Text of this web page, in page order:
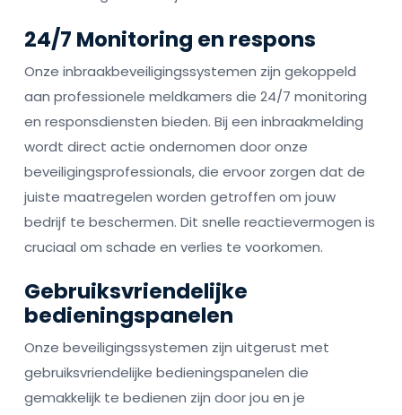
24/7 Monitoring en respons
Onze inbraakbeveiligingssystemen zijn gekoppeld
aan professionele meldkamers die 24/7 monitoring
en responsdiensten bieden. Bij een inbraakmelding
wordt direct actie ondernomen door onze
beveiligingsprofessionals, die ervoor zorgen dat de
juiste maatregelen worden getroffen om jouw
bedrijf te beschermen. Dit snelle reactievermogen is
cruciaal om schade en verlies te voorkomen.
Gebruiksvriendelijke
bedieningspanelen
Onze beveiligingssystemen zijn uitgerust met
gebruiksvriendelijke bedieningspanelen die
gemakkelijk te bedienen zijn door jou en je